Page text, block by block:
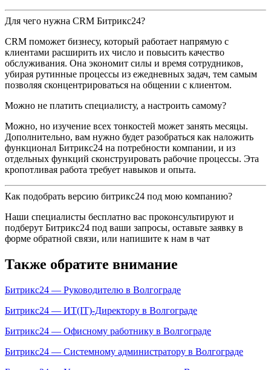
Для чего нужна CRM Битрикс24?
CRM поможет бизнесу, который работает напрямую с
клиентами расширить их число и повысить качество
обслуживания. Она экономит силы и время сотрудников,
убирая рутинные процессы из ежедневных задач, тем самым
позволяя сконцентрироваться на общении с клиентом.
Можно не платить специалисту, а настроить самому?
Можно, но изучение всех тонкостей может занять месяцы.
Дополнительно, вам нужно будет разобраться как наложить
функционал Битрикс24 на потребности компании, и из
отдельных функций сконструировать рабочие процессы. Эта
кропотливая работа требует навыков и опыта.
Как подобрать версию битрикс24 под мою компанию?
Наши специалисты бесплатно вас проконсультируют и
подберут Битрикс24 под ваши запросы, оставьте заявку в
форме обратной связи, или напишите к нам в чат
Также обратите внимание
Битрикс24 — Руководителю в Волгограде
Битрикс24 — ИТ(IT)-Директору в Волгограде
Битрикс24 — Офисному работнику в Волгограде
Битрикс24 — Системному администратору в Волгограде